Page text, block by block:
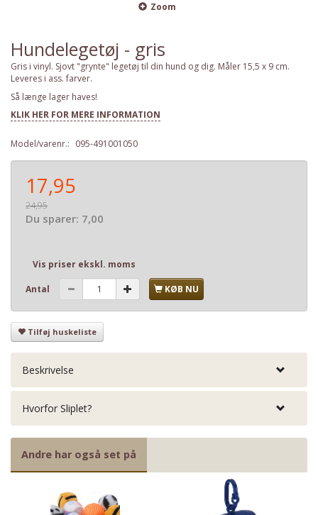
Zoom
Hundelegetøj - gris
Gris i vinyl. Sjovt "grynte" legetøj til din hund og dig. Måler 15,5 x 9 cm.
Leveres i ass. farver.
Så længe lager haves!
KLIK HER FOR MERE INFORMATION
Model/varenr.: 095-491001050
17,95
24,95
Du sparer: 7,00
Vis priser ekskl. moms
Antal KØB NU
Tilføj huskeliste
Beskrivelse
Hvorfor Sliplet?
Andre har også set på